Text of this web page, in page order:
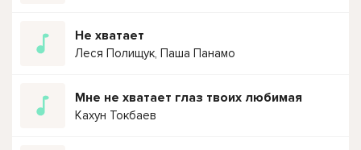
Не хватает
Леся Полищук, Паша Панамо
Мне не хватает глаз твоих любимая
Кахун Токбаев